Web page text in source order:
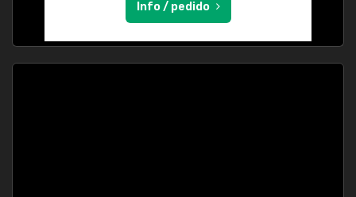
Info / pedido